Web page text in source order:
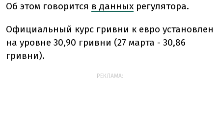
Об этом говорится в данных регулятора.
Официальный курс гривни к евро установлен
на уровне 30,90 гривни (27 марта - 30,86
гривни).
РЕКЛАМА: